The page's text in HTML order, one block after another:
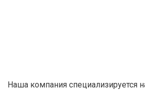
Наша компания специализируется